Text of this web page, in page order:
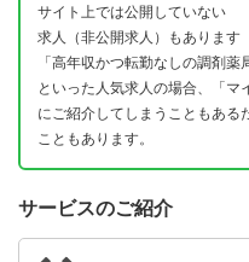
サイト上では公開していない
求人（非公開求人）もあります
「高年収かつ転勤なしの調剤薬
といった人気求人の場合、「マ
にご紹介してしまうこともある
こともあります。
サービスのご紹介